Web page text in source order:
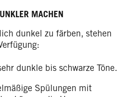
MACHEN
dunkel zu färben, stehen
dunkle bis schwarze Töne.
Spülungen mit